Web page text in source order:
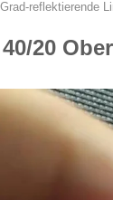
reflektierende
20